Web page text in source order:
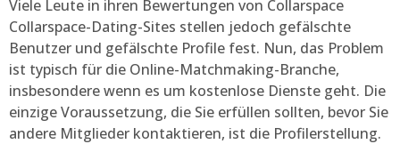
Viele Leute in ihren Bewertungen von Collarspace
Collarspace-Dating-Sites stellen jedoch gefälschte
Benutzer und gefälschte Profile fest. Nun, das Problem
ist typisch für die Online-Matchmaking-Branche,
insbesondere wenn es um kostenlose Dienste geht. Die
einzige Voraussetzung, die Sie erfüllen sollten, bevor Sie
andere Mitglieder kontaktieren, ist die Profilerstellung.